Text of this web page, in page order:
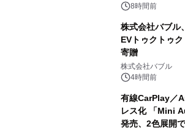
アートギャラリー
8時間前
株式会社バブル
EVトゥクトゥ
寄贈
株式会社バブル
4時間前
有線CarPlay／
レス化 「Mini
発売、2色展開